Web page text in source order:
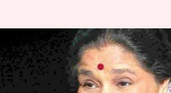
आशा भोसले ने 86 की
यूट्यूब डेब्यू, इस गाने
भावना साहनी May 14, 2020 05:15 pm